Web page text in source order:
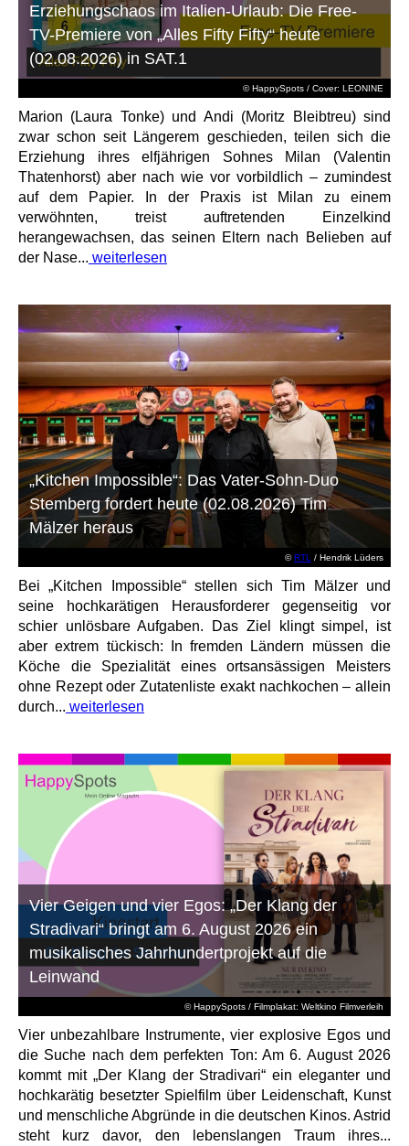
© HappySpots / Cover: LEONINE
Erziehungschaos im Italien-Urlaub: Die Free-
TV-Premiere von „Alles Fifty Fifty“ heute
(02.08.2026) in SAT.1
Marion (Laura Tonke) und Andi (Moritz Bleibtreu) sind
zwar schon seit Längerem geschieden, teilen sich die
Erziehung ihres elfjährigen Sohnes Milan (Valentin
Thatenhorst) aber nach wie vor vorbildlich – zumindest
auf dem Papier. In der Praxis ist Milan zu einem
verwöhnten, treist auftretenden Einzelkind
herangewachsen, das seinen Eltern nach Belieben auf
der Nase... weiterlesen
©RTL / Hendrik Lüders
„Kitchen Impossible“: Das Vater-Sohn-Duo
Stemberg fordert heute (02.08.2026) Tim
Mälzer heraus
Bei „Kitchen Impossible“ stellen sich Tim Mälzer und
seine hochkarätigen Herausforderer gegenseitig vor
schier unlösbare Aufgaben. Das Ziel klingt simpel, ist
aber extrem tückisch: In fremden Ländern müssen die
Köche die Spezialität eines ortsansässigen Meisters
ohne Rezept oder Zutatenliste exakt nachkochen – allein
durch... weiterlesen
© HappySpots / Filmplakat: Weltkino Filmverleih
Vier Geigen und vier Egos: „Der Klang der
Stradivari“ bringt am 6. August 2026 ein
musikalisches Jahrhundertprojekt auf die
Leinwand
Vier unbezahlbare Instrumente, vier explosive Egos und
die Suche nach dem perfekten Ton: Am 6. August 2026
kommt mit „Der Klang der Stradivari“ ein eleganter und
hochkarätig besetzter Spielfilm über Leidenschaft, Kunst
und menschliche Abgründe in die deutschen Kinos. Astrid
steht kurz davor, den lebenslangen Traum ihres...